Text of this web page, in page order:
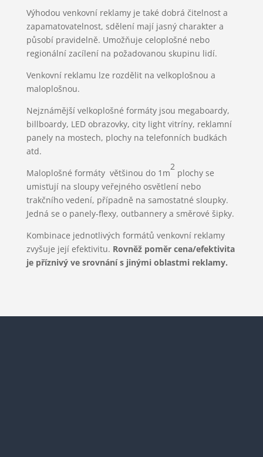
Výhodou venkovní reklamy je také dobrá čitelnost a
zapamatovatelnost, sdělení mají jasný charakter a
působí pravidelně. Umožňuje celoplošné nebo
regionální zacílení na požadovanou skupinu lidí.
Venkovní reklamu lze rozdělit na velkoplošnou a
maloplošnou.
Nejznámější velkoplošné formáty jsou megaboardy,
billboardy, LED obrazovky, city light vitríny, reklamní
panely na mostech, plochy na telefonních budkách
atd.
Maloplošné formáty většinou do 1m
2
plochy se
umisťují na sloupy veřejného osvětlení nebo
trakčního vedení, případně na samostatné sloupky.
Jedná se o panely-flexy, outbannery a směrové šipky.
Kombinace jednotlivých formátů venkovní reklamy
zvyšuje její efektivitu. Rovněž poměr cena/efektivita
je příznivý ve srovnání s jinými oblastmi reklamy.